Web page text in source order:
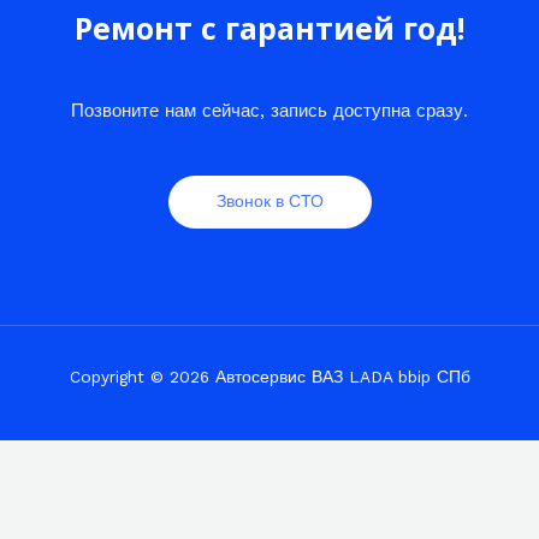
Ремонт с гарантией год!
Позвоните нам сейчас, запись доступна сразу.
Звонок в СТО
Copyright © 2026 Автосервис ВАЗ LADA bbip СПб